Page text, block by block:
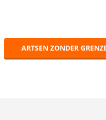
ARTSEN ZONDER